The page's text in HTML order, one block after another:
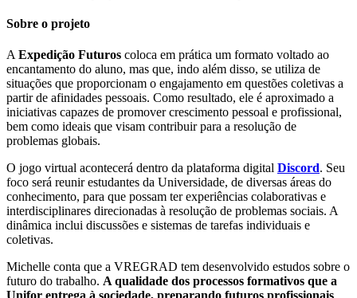
Sobre o projeto
A Expedição Futuros coloca em prática um formato voltado ao
encantamento do aluno, mas que, indo além disso, se utiliza de
situações que proporcionam o engajamento em questões coletivas a
partir de afinidades pessoais. Como resultado, ele é aproximado a
iniciativas capazes de promover crescimento pessoal e profissional,
bem como ideais que visam contribuir para a resolução de
problemas globais.
O jogo virtual acontecerá dentro da plataforma digital Discord. Seu
foco será reunir estudantes da Universidade, de diversas áreas do
conhecimento, para que possam ter experiências colaborativas e
interdisciplinares direcionadas à resolução de problemas sociais. A
dinâmica inclui discussões e sistemas de tarefas individuais e
coletivas.
Michelle conta que a VREGRAD tem desenvolvido estudos sobre o
futuro do trabalho. A qualidade dos processos formativos que a
Unifor entrega à sociedade, preparando futuros profissionais